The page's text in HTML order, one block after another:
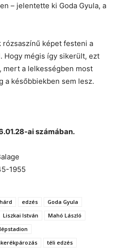
– jelentette ki Goda Gyula, a
képet festeni a
Hogy mégis így sikerült, ezt
mert a lelkességben most
a későbbiekben sem lesz.
ai számában.
1955
edzés
Goda Gyula
Liszkai István
Mahó László
téli edzés